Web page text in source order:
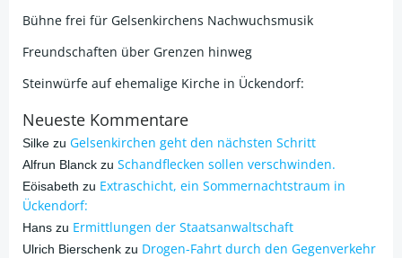
Bühne frei für Gelsenkirchens Nachwuchsmusik
Freundschaften über Grenzen hinweg
Steinwürfe auf ehemalige Kirche in Ückendorf:
Neueste Kommentare
Silke zu Gelsenkirchen geht den nächsten Schritt
Alfrun Blanck zu Schandflecken sollen verschwinden.
Eöisabeth zu Extraschicht, ein Sommernachtstraum in
Ückendorf:
Hans zu Ermittlungen der Staatsanwaltschaft
Ulrich Bierschenk zu Drogen-Fahrt durch den Gegenverkehr